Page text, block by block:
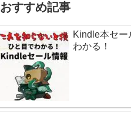
おすすめ記事
Kindle本セー
わかる！